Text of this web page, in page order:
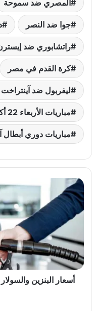
المصري ضد سموحة
جوا ضد النصر
راتشابوري ضد
كرة القدم في مصر
ليفربول ضد
مباريات الأربعاء 22 أكتوبر 2025
مباريات دوري أبطال
أسعار
البنزين
والسولار
الجديدة
مصر
وقرار
التثبيت
حتى
عامأسعار البنزين